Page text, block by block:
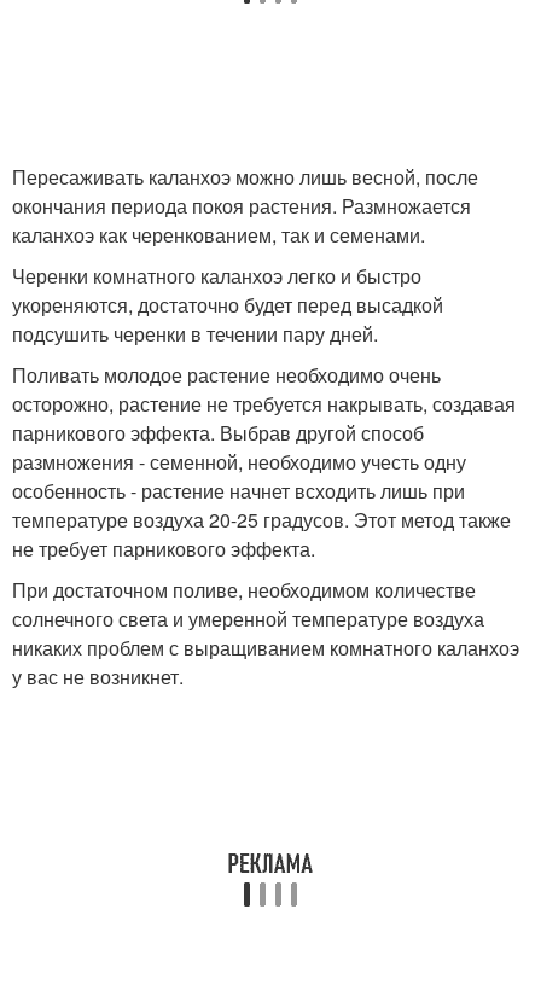
Пересаживать каланхоэ можно лишь весной, после
окончания периода покоя растения. Размножается
каланхоэ как черенкованием, так и семенами.
Черенки комнатного каланхоэ легко и быстро
укореняются, достаточно будет перед высадкой
подсушить черенки в течении пару дней.
Поливать молодое растение необходимо очень
осторожно, растение не требуется накрывать, создавая
парникового эффекта. Выбрав другой способ
размножения - семенной, необходимо учесть одну
особенность - растение начнет всходить лишь при
температуре воздуха 20-25 градусов. Этот метод также
не требует парникового эффекта.
При достаточном поливе, необходимом количестве
солнечного света и умеренной температуре воздуха
никаких проблем с выращиванием комнатного каланхоэ
у вас не возникнет.